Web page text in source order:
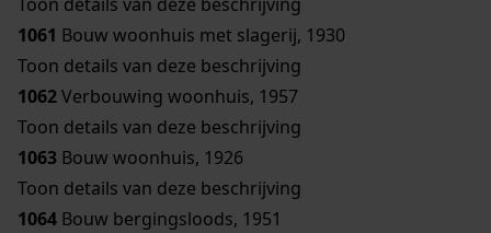
1061 Bouw woonhuis met slagerij, 1930
Toon details van deze beschrijving
1062Verbouwing woonhuis, 1957
Toon details van deze beschrijving
1063 Bouw woonhuis, 1926
Toon details van deze beschrijving
1064 Bouw bergingsloods, 1951